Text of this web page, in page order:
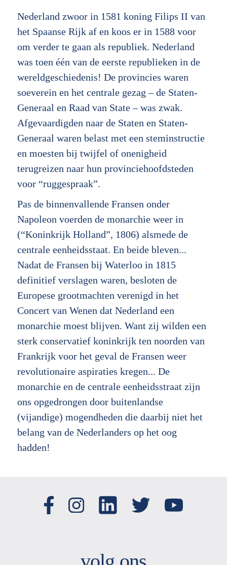
Nederland zwoor in 1581 koning Filips II van
het Spaanse Rijk af en koos er in 1588 voor
om verder te gaan als republiek. Nederland
was toen één van de eerste republieken in de
wereldgeschiedenis! De provincies waren
soeverein en het centrale gezag – de Staten-
Generaal en Raad van State – was zwak.
Afgevaardigden naar de Staten en Staten-
Generaal waren belast met een steminstructie
en moesten bij twijfel of onenigheid
terugreizen naar hun provinciehoofdsteden
voor “ruggespraak”.
Pas de binnenvallende Fransen onder
Napoleon voerden de monarchie weer in
(“Koninkrijk Holland”, 1806) alsmede de
centrale eenheidsstaat. En beide bleven...
Nadat de Fransen bij Waterloo in 1815
definitief verslagen waren, besloten de
Europese grootmachten verenigd in het
Concert van Wenen dat Nederland een
monarchie moest blijven. Want zij wilden een
sterk conservatief koninkrijk ten noorden van
Frankrijk voor het geval de Fransen weer
revolutionaire aspiraties kregen... De
monarchie en de centrale eenheidsstraat zijn
ons opgedrongen door buitenlandse
(vijandige) mogendheden die daarbij niet het
belang van de Nederlanders op het oog
hadden!